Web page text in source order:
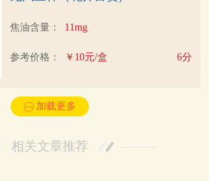
焦油含量： 11mg
参考价格： ￥10元/盒 6分
加载更多
相关文章推荐